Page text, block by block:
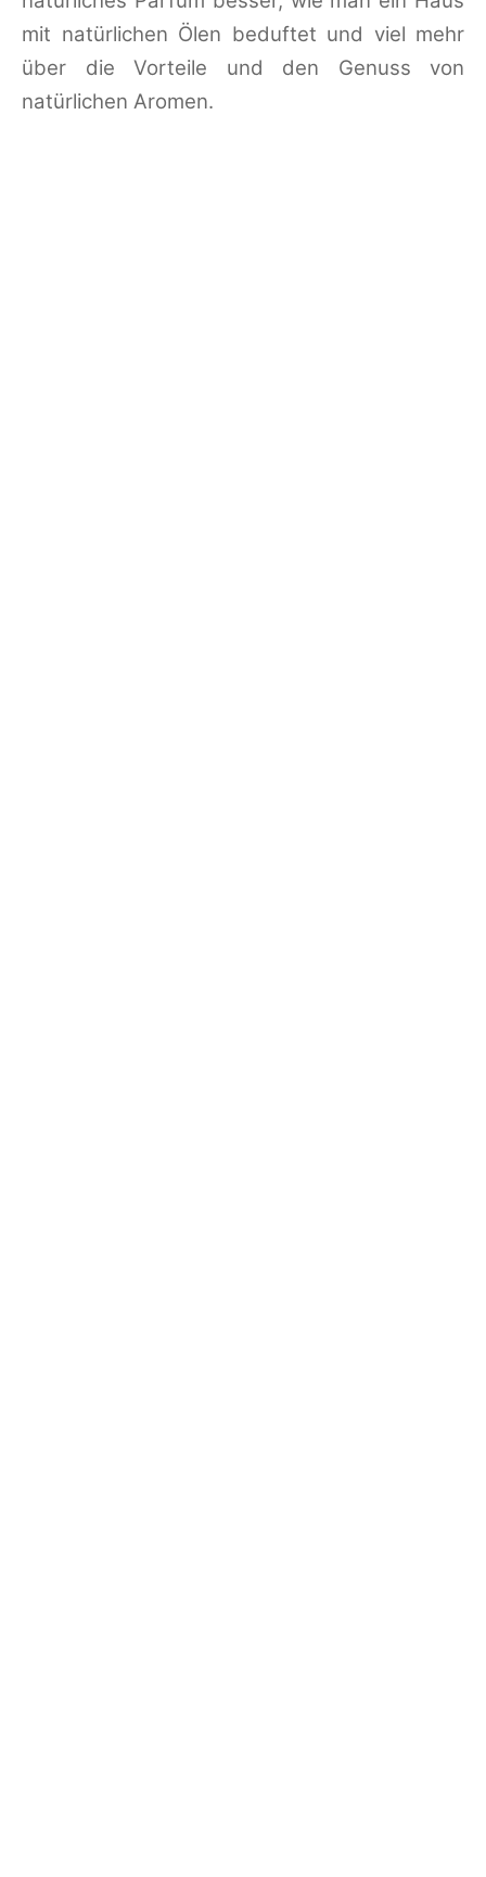
mit natürlichen Ölen beduftet und viel mehr
über die Vorteile und den Genuss von
natürlichen Aromen.